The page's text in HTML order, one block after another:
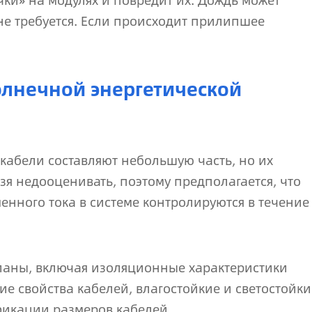
требуется. Если происходит прилипшее
энергетической
составляют небольшую часть, но их
недооценивать, поэтому предполагается, что
тока в системе контролируются в течение
включая изоляционные характеристики
свойства кабелей, влагостойкие и